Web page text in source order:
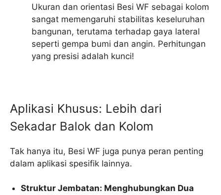
Ukuran dan orientasi Besi WF sebagai kolom
sangat memengaruhi stabilitas keseluruhan
bangunan, terutama terhadap gaya lateral
seperti gempa bumi dan angin. Perhitungan
yang presisi adalah kunci!
Aplikasi Khusus: Lebih dari
Sekadar Balok dan Kolom
Tak hanya itu, Besi WF juga punya peran penting
dalam aplikasi spesifik lainnya.
Struktur Jembatan: Menghubungkan Dua